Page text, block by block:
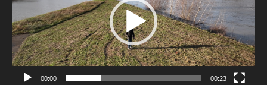
00:00 00:23